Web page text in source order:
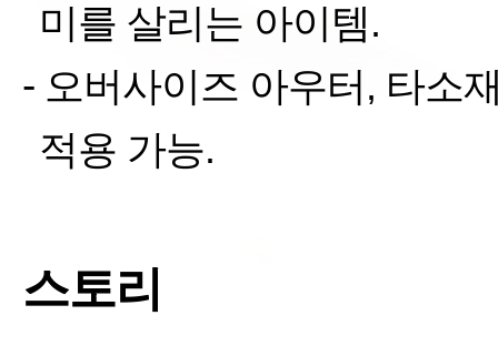
미를 살리는 아이템.
- 오버사이즈 아우터 , 타소
적용 가능.
스토리